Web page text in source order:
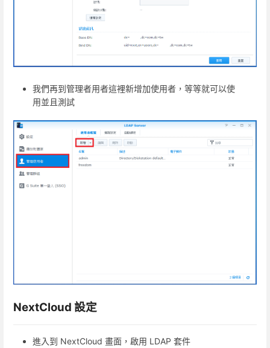
我們再到管理者用者這裡新增加使用者，等等就可以使
用並且測試
NextCloud 設定
進入到 NextCloud 畫面，啟用 LDAP 套件